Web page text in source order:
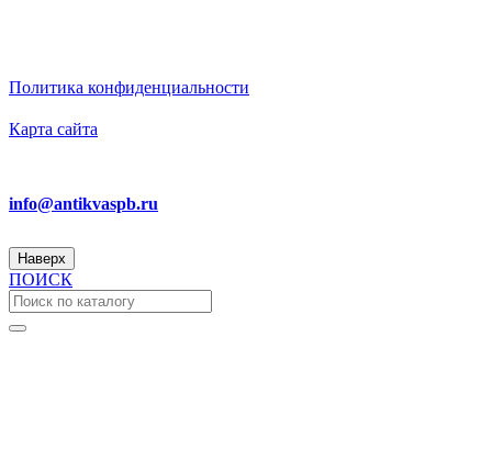
Политика конфиденциальности
Карта сайта
info@antikvaspb.ru
Наверх
ПОИСК